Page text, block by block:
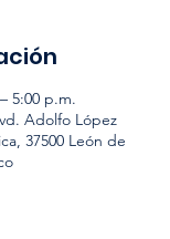
5:00 p.m.
Adolfo López
37500 León de